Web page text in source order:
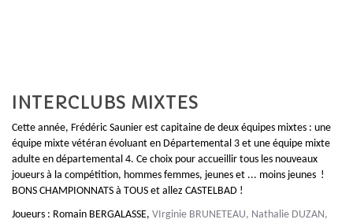
INTERCLUBS MIXTES
Cette année, Frédéric Saunier est capitaine de deux équipes mixtes : une
équipe mixte vétéran évoluant en Départemental 3 et une équipe mixte
adulte en départemental 4. Ce choix pour accueillir tous les nouveaux
joueurs à la compétition, hommes femmes, jeunes et ... moins jeunes !
BONS CHAMPIONNATS à TOUS et allez CASTELBAD !
Joueurs : Romain BERGALASSE, VIrginie BRUNETEAU, Nathalie DUZAN,